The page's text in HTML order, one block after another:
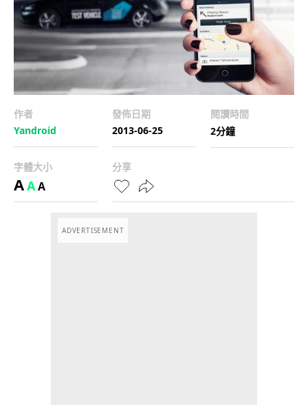
作者
Yandroid
發佈日期
2013-06-25
閱讀時間
2分鐘
字體大小
AAA
分享
ADVERTISEMENT